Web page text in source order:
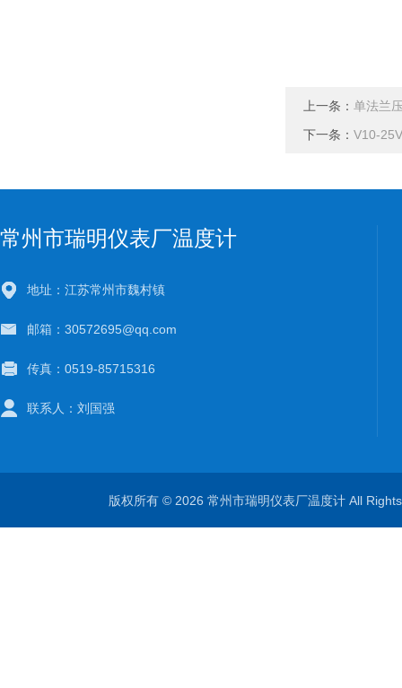
上一条： 单法兰
下一条： V10-
常州市瑞明仪表厂温度计
地址：江苏常州市魏村镇
邮箱：30572695@qq.com
传真：0519-85715316
联系人：刘国强
版权所有 © 2026 常州市瑞明仪表厂温度计 All